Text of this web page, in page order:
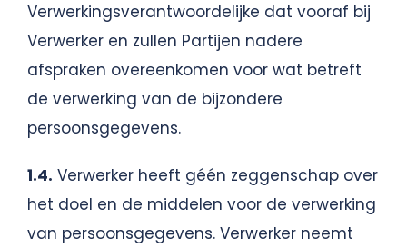
Verwerkingsverantwoordelijke dat vooraf bij
Verwerker en zullen Partijen nadere
afspraken overeenkomen voor wat betreft
de verwerking van de bijzondere
persoonsgegevens.
1.4. Verwerker heeft géén zeggenschap over
het doel en de middelen voor de verwerking
van persoonsgegevens. Verwerker neemt